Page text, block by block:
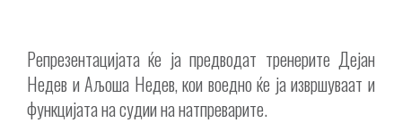
Репрезентацијата ќе ја предводат тренерите Дејан
Недев и Аљоша Недев, кои воедно ќе ја извршуваат и
функцијата на судии на натпреварите.